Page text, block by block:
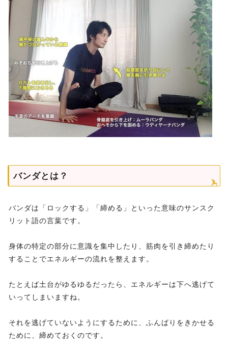
バンダとは？
バンダは「ロックする」「締める」といった意味のサンスク
リット語の言葉です。
身体の特定の部分に意識を集中したり、筋肉を引き締めたり
することでエネルギーの流れを整えます。
たとえば土台がゆるゆるだったら、エネルギーは下へ逃げて
いってしまいますね。
それを逃げていないようにするために、ふんばりをきかせる
ために、締めておくのです。